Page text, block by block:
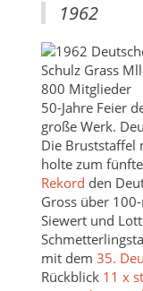
1962
800 Mitglieder
50-Jahre Feier
große Werk.
Die Bruststaffel
holte zum
Rekord den
Gross über
Siewert und
mit dem 35.
Rückblick 11 x